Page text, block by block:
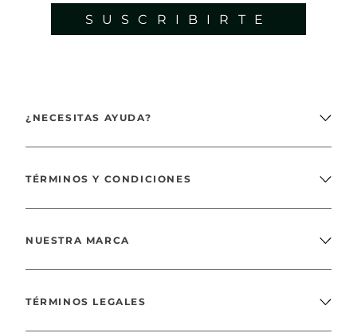
SUSCRIBIRTE
¿NECESITAS AYUDA?
TÉRMINOS Y CONDICIONES
NUESTRA MARCA
TÉRMINOS LEGALES